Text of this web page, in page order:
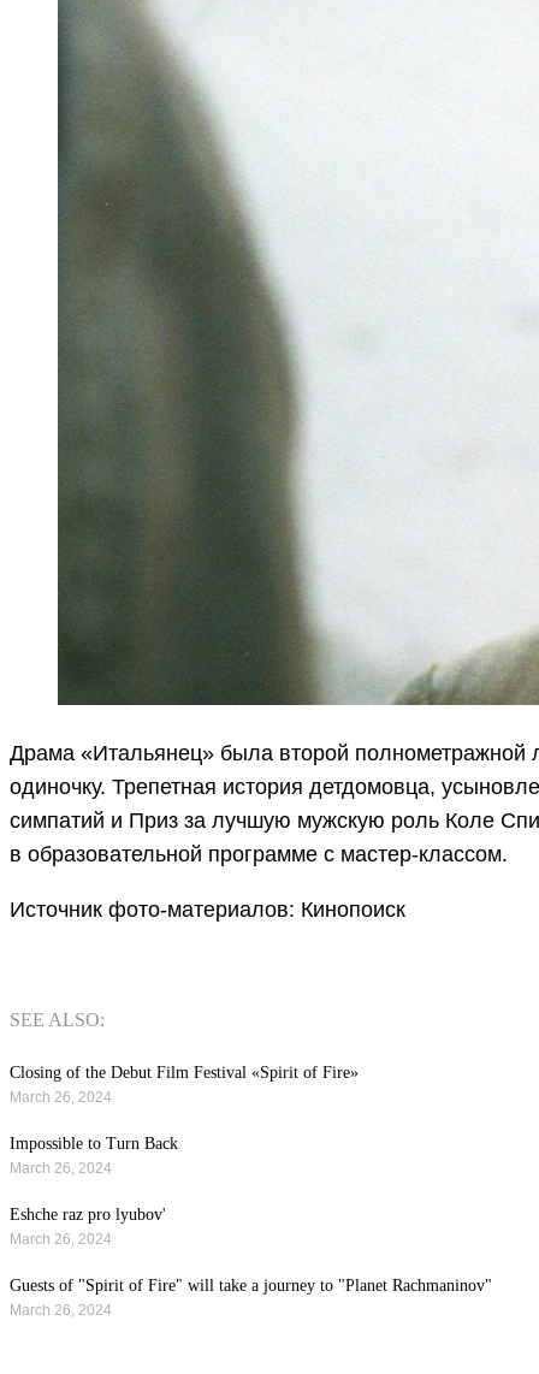
Драма «Итальянец» была второй полнометражной
одиночку. Трепетная история детдомовца,
симпатий и Приз за лучшую мужскую роль Коле
в образовательной программе с мастер-классом.
Источник фото-материалов: Кинопоиск
SEE ALSO:
Closing of the Debut Film Festival «Spirit of Fire»
March 26, 2024
Impossible to Turn Back
March 26, 2024
Eshche raz pro lyubov'
March 26, 2024
Guests of "Spirit of Fire" will take a journey to "Planet Rachmaninov"
March 26, 2024